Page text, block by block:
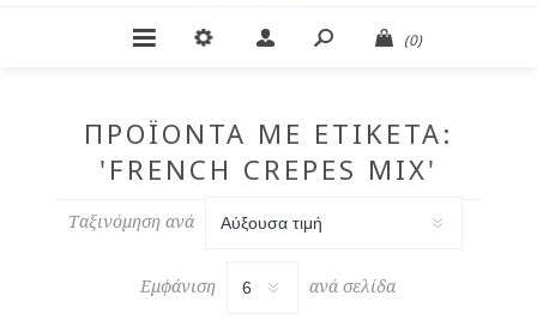
(0)
ΠΡΟΪΌΝΤΑ ΜΕ ΕΤΙΚΈΤΑ:
'FRENCH CREPES MIX'
Ταξινόμηση ανά
Εμφάνιση ανά σελίδα